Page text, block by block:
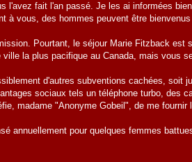
l'avez fait l'an passé. Je les ai informées
à vous, des hommes peuvent être
Pourtant, le séjour Marie Fitzback est
la plus pacifique au Canada, mais vous
d'autres subventions cachées, soit
sociaux tels un téléphone turbo, des
madame "Anonyme Gobeil", de me fournir
annuellement pour quelques femmes